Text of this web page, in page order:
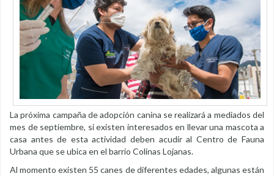
La próxima campaña de adopción canina se realizará a mediados del
mes de septiembre, si existen interesados en llevar una mascota a
casa antes de esta actividad deben acudir al Centro de Fauna
Urbana que se ubica en el barrio Colinas Lojanas.
Al momento existen 55 canes de diferentes edades, algunas están